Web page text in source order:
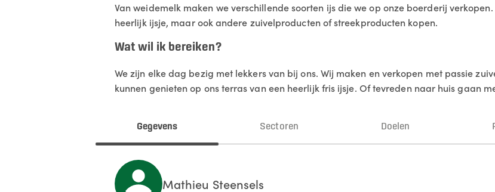
Van weidemelk maken we verschillende soorten ijs die we op onze boerderij
heerlijk ijsje, maar ook andere zuivelproducten of streekproducten kopen.
Wat wil ik bereiken?
We zijn elke dag bezig met lekkers van bij ons. Wij maken en verkopen met passie
kunnen genieten op ons terras van een heerlijk fris ijsje. Of tevreden naar huis gaan
Gegevens Sectoren Doelen
Mathieu Steensels